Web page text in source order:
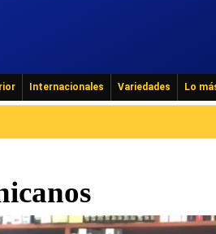
Internacionales Variedades Lo